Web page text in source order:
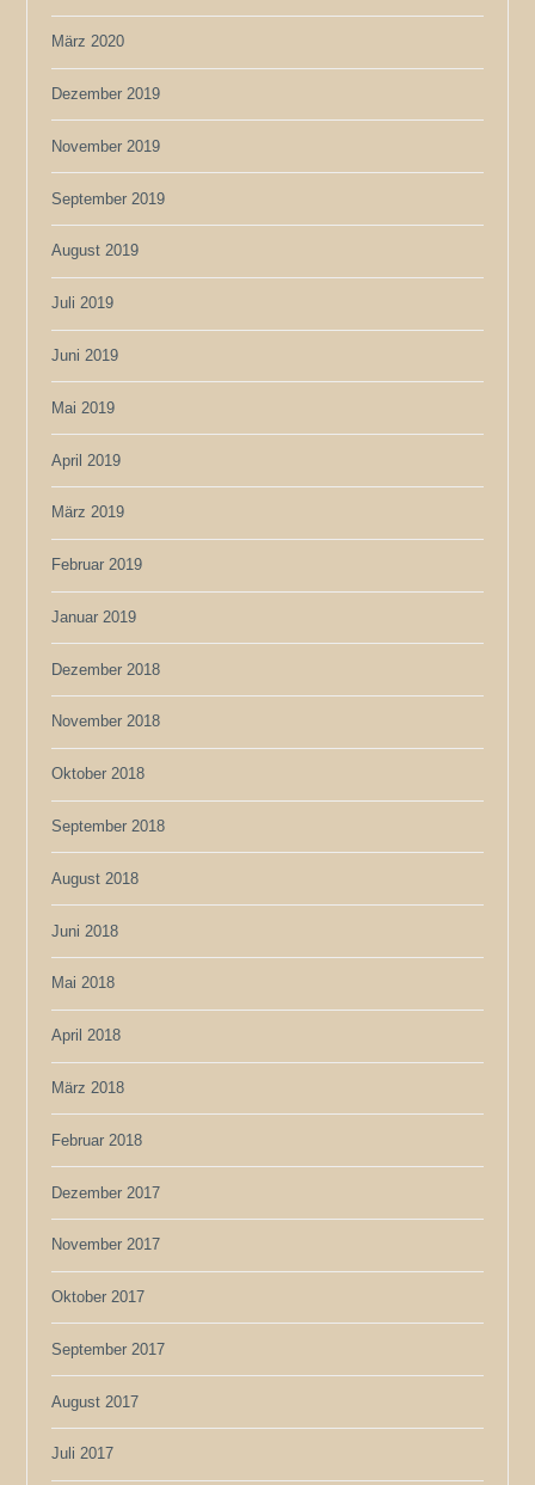
März 2020
Dezember 2019
November 2019
September 2019
August 2019
Juli 2019
Juni 2019
Mai 2019
April 2019
März 2019
Februar 2019
Januar 2019
Dezember 2018
November 2018
Oktober 2018
September 2018
August 2018
Juni 2018
Mai 2018
April 2018
März 2018
Februar 2018
Dezember 2017
November 2017
Oktober 2017
September 2017
August 2017
Juli 2017